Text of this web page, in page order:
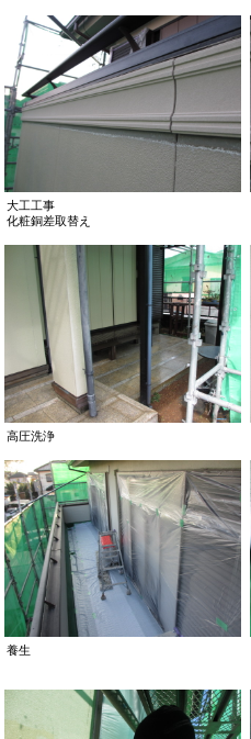
大工工事
化粧銅差取替え
高圧洗浄
養生